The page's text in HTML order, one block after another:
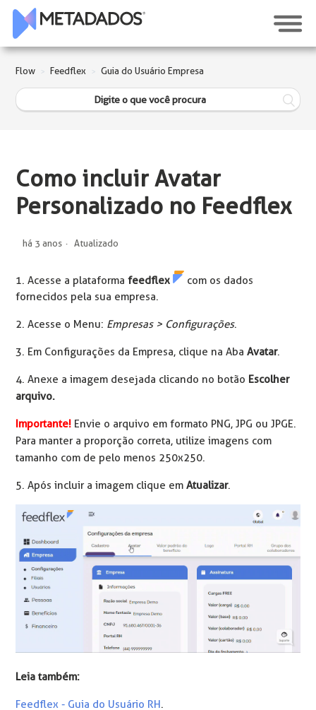
Flow Feedflex Guia do Usuário Empresa
Como incluir Avatar
Personalizado no Feedflex
há 3 anos Atualizado
1. Acesse a plataformafeedflex
com os dados
fornecidos pela sua empresa.
2. Acesse o Menu: Empresas > Configurações.
3. Em Configurações da Empresa, clique na AbaAvatar.
4. Anexe a imagem desejada clicando no botão Escolher
arquivo.
Importante! Envie o arquivo em formato PNG, JPG ou JPGE.
Para manter a proporção correta, utilize imagens com
tamanho com de pelo menos 250x250.
5. Após incluir a imagem clique emAtualizar.
Leia também:
Feedflex - Guia do Usuário RH.